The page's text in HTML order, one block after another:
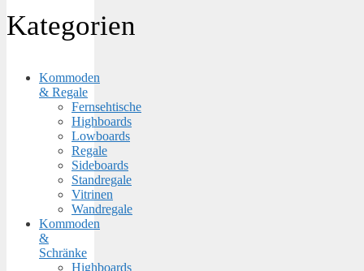
Kategorien
Kommoden
& Regale
Fernsehtische
Highboards
Lowboards
Regale
Sideboards
Standregale
Vitrinen
Wandregale
Kommoden
&
Schränke
Highboards